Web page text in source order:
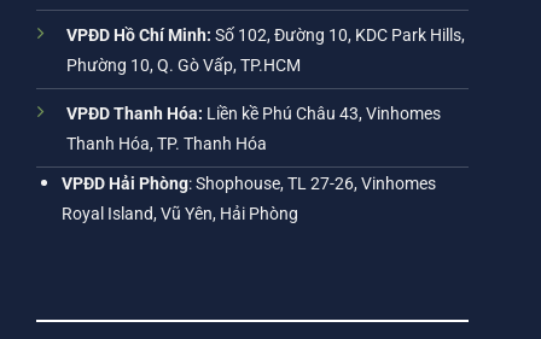
VPĐD Hồ Chí Minh: Số 102, Đường 10, KDC Park Hills,
Phường 10, Q. Gò Vấp, TP.HCM
VPĐD Thanh Hóa: Liền kề Phú Châu 43, Vinhomes
Thanh Hóa, TP. Thanh Hóa
VPĐD Hải Phòng: Shophouse, TL 27-26, Vinhomes
Royal Island, Vũ Yên, Hải Phòng